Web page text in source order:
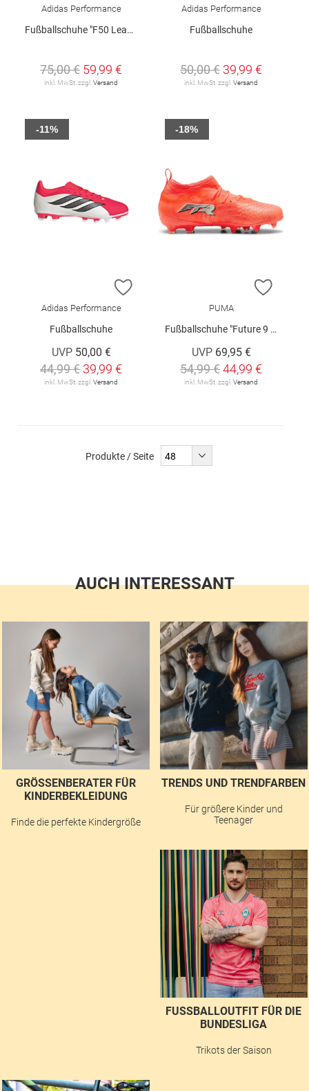
Adidas Performance
Fußballschuhe "F50 League Mid FG/MG"
75,00 € 59,99 €
inkl. MwSt. zzgl. Versand
Adidas Performance
Fußballschuhe
50,00 € 39,99 €
inkl. MwSt. zzgl. Versand
ZUR WUNSCHLISTE HINZUFÜGEN
Adidas Performance
Fußballschuhe
UVP 50,00 €
44,99 € 39,99 €
inkl. MwSt. zzgl. Versand
-11%
ZUR
PUMA
Fußballschuhe "Future 9 Match"
UVP 69,95 €
54,99 €44,99 €
inkl. MwSt. zzgl. Versand
-18%
Produkte / Seite
AUCH INTERESSANT
GRÖSSENBERATER FÜR K
INDERBEKLEIDUNG
Finde die perfekte Kindergröße
TRENDS UND TRENDFARBEN
Für größere Kinder und
Teenager
FUSSBALLOUTFIT FÜR DIE B
UNDESLIGA
Trikots der Saison